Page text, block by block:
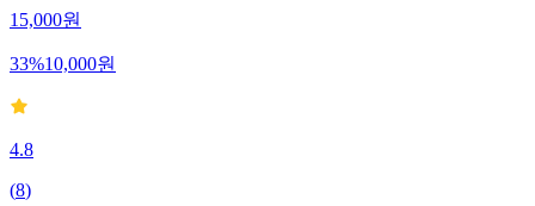
15,000원
33%10,000원
4.8
(8)